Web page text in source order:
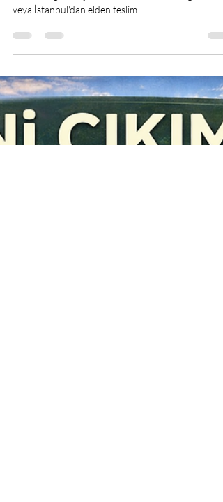
10.03.2026 Civciv Çıkımı –
Güncel Civciv Satışı
10.03.2026 civciv çıkımı başladı. Silver Wyandotte,
Hint ve diğer birçok ırk stokta. Otobüs ile gönderim